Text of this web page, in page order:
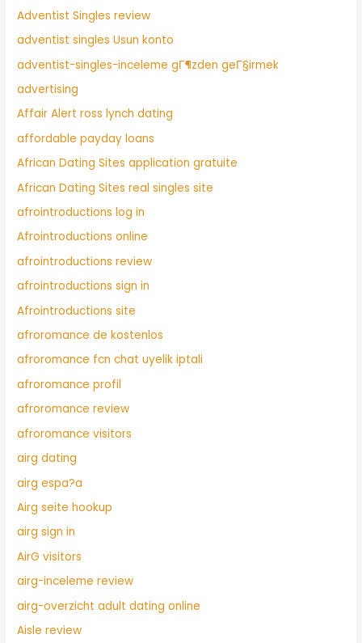
Adventist Singles review
adventist singles Usun konto
adventist-singles-inceleme gГ¶zden geГ§irmek
advertising
Affair Alert ross lynch dating
affordable payday loans
African Dating Sites application gratuite
African Dating Sites real singles site
afrointroductions log in
Afrointroductions online
afrointroductions review
afrointroductions sign in
Afrointroductions site
afroromance de kostenlos
afroromance fcn chat uyelik iptali
afroromance profil
afroromance review
afroromance visitors
airg dating
airg espa?a
Airg seite hookup
airg sign in
AirG visitors
airg-inceleme review
airg-overzicht adult dating online
Aisle review